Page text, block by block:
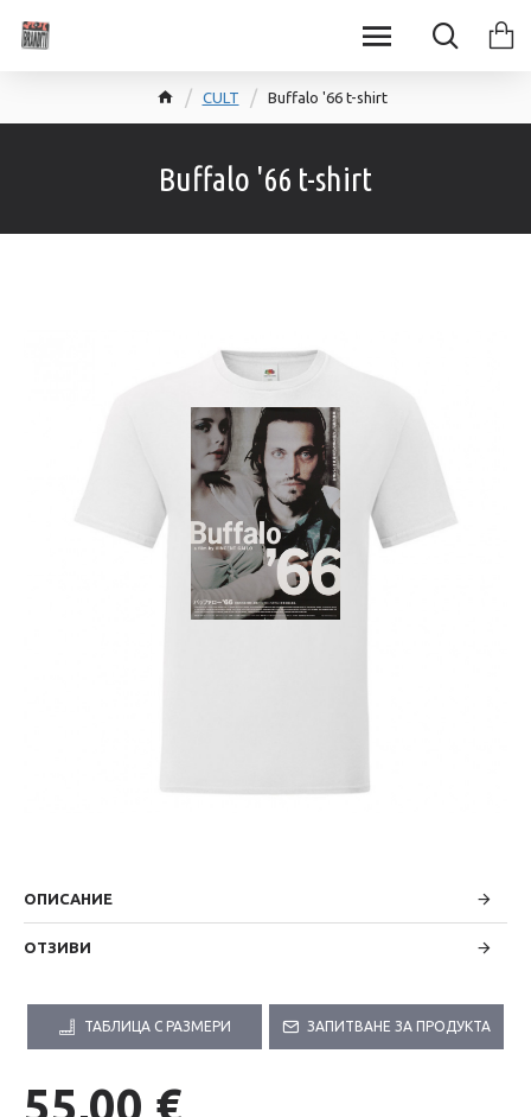
CULT Buffalo '66 t-shirt
Buffalo '66 t-shirt
ОПИСАНИЕ
ОТЗИВИ
ТАБЛИЦА С РАЗМЕРИ ЗАПИТВАНЕ ЗА ПРОДУКТА
55,00 €